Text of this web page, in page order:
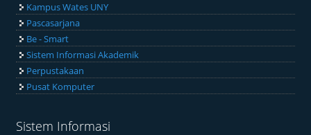
Kampus Wates UNY
Pascasarjana
Be - Smart
Sistem Informasi Akademik
Perpustakaan
Pusat Komputer
Sistem Informasi